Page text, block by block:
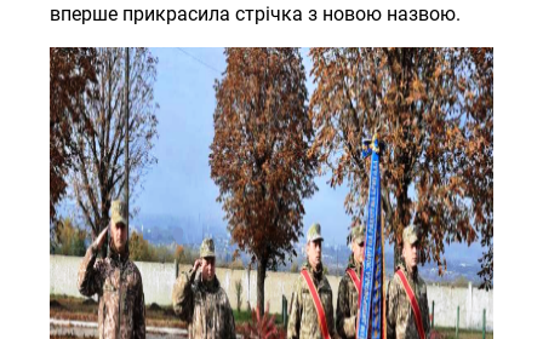
вперше прикрасила стрічка з новою назвою.